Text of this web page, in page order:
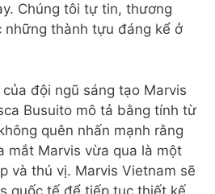
Chúng tôi tự tin, thương
những thành tựu đáng kể ở
đội ngũ sáng tạo Marvis
Busuito mô tả bằng tính từ
quên nhấn mạnh rằng
mắt Marvis vừa qua là một
và thú vị. Marvis Vietnam sẽ
quốc tế để tiếp tục thiết kế